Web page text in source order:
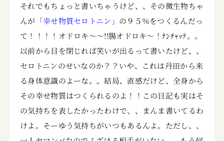
それでもちょっと書いちゃうけど、、その微生物ちゃ
んが 「幸せ物質セロトニン」 の９５％をつくるんだっ
て！！！！オドロキ～～!!腸オドロキ～！ﾅﾝﾁｬｯﾃ。。
以前から目を閉じれば笑いが出るって書いたけど、、
セロトニンのせいなのか？？いや、これは丹田から来
る身体意識のよーな。。結局、直感だけど、全身から
その幸せ物質はつくられるのよ！！この日記も実はそ
の気持ちを表したかったわけで、、まんま書いてるわ
けよ。そーゆう気持ちがいつもあるんよ。ただし、、